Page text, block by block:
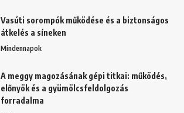
Vasúti sorompók működése és a biztonságos
átkelés a síneken
Mindennapok
A meggy magozásának gépi titkai: működés,
előnyök és a gyümölcsfeldolgozás
forradalma